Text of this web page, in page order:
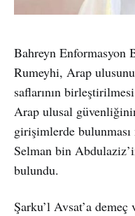
Bahreyn Enformasyon
Rumeyhi, Arap
saflarının
Arap ulusal
girişimlerde
Selman bin
bulundu.
Şarku’l Avsat’a